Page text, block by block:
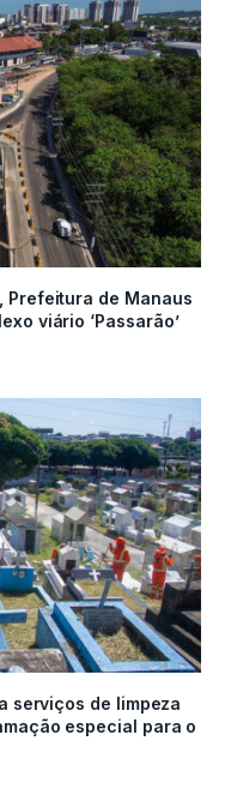
Prefeitura de Manaus
viário ‘Passarão’
serviços de limpeza
especial para o